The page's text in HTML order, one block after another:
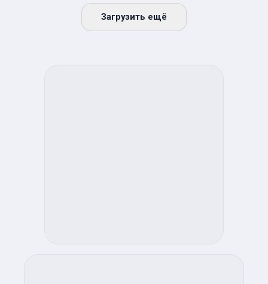
Загрузить ещё